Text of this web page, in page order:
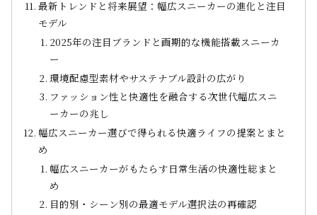
最新トレンドと将来展望：幅広スニーカーの進化と注目
モデル
2025年の注目ブランドと画期的な機能搭載スニーカ
ー
環境配慮型素材やサステナブル設計の広がり
ファッション性と快適性を融合する次世代幅広スニ
ーカーの兆し
幅広スニーカー選びで得られる快適ライフの提案とまと
め
幅広スニーカーがもたらす日常生活の快適性総まと
め
目的別・シーン別の最適モデル選択法の再確認